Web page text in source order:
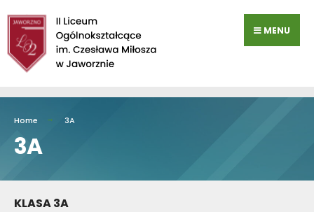
Przejdź
do
zawartości
MENU
Home 3A
3A
KLASA 3A